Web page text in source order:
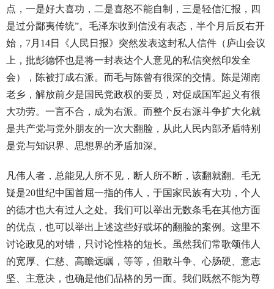
点，一是好大喜功，二是喜怒不能自制，三是轻信汇报，四
是过分鄙夷传统”。毛泽东收到信没有表态，半个月后反右开
始，7月14日《人民日报》突然发表这封私人信件（庐山会议
上，批彭德怀也是将一封表达个人意见的私信突然印发全
会），陈被打成右派。而毛与陈曾有很深的交情。陈是湖南
老乡，解放前夕是国民党政权的要员，对促成国军起义有很
大功劳。一言不合，成为右派。而整个反右派斗争扩大化就
是共产党与党外朋友的一次大翻脸，从此人民内部矛盾特别
是党与知识界、思想界的矛盾加深。
凡伟人者，总能见人所不见，断人所不断，该翻就翻。毛无
疑是20世纪中国首屈一指的伟人，于国家民族有大功，个人
的德才也大有过人之处。我们可以举出无数条毛在其他方面
的优点，也可以举出上述这些好或坏的翻脸的案例。这里不
讨论政见的对错，只讨论性格的短长。虽然我们常歌颂伟人
的宽厚、仁慈、高瞻远瞩，等等，但敢斗争、心肠硬、意志
坚、主意决，也确是他们品格的另一面。我们既然不能为尊